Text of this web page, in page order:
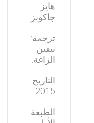
هايز
جاكوبز.
ترجمة:
نيفين
الزاغة.
التاريخ:
2015.
الطبعة